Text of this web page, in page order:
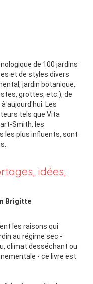
de 100 jardins
et de styles divers
jardin botanique,
grottes, etc.), de
aujourd'hui. Les
tels que Vita
Smith, les
les plus influents, sont
idées,
Brigitte
les raisons qui
au régime sec -
climat desséchant ou
- ce livre est